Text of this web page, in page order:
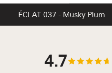
ÉCLAT 037 - Musky Plum
4.7